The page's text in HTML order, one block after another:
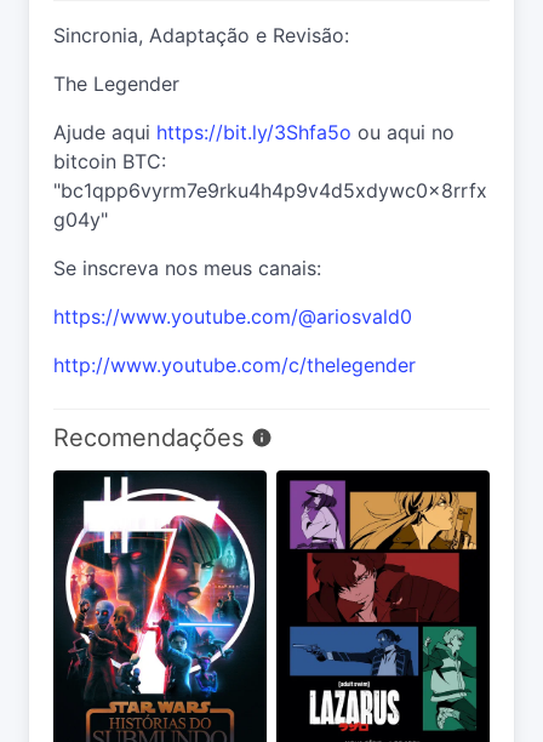
Sincronia, Adaptação e Revisão:
The Legender
Ajude aqui https://bit.ly/3Shfa5o ou aqui no
bitcoin BTC:
"bc1qpp6vyrm7e9rku4h4p9v4d5xdywc0x8rrfx
g04y"
Se inscreva nos meus canais:
https://www.youtube.com/@ariosvald0
http://www.youtube.com/c/thelegender
Recomendações